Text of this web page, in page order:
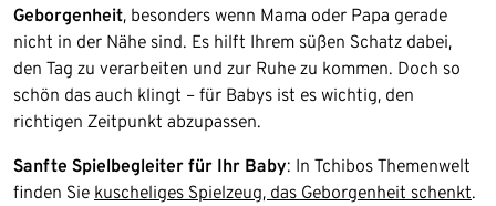
Geborgenheit, besonders wenn Mama oder Papa gerade
nicht in der Nähe sind. Es hilft Ihrem süßen Schatz dabei,
den Tag zu verarbeiten und zur Ruhe zu kommen. Doch so
schön das auch klingt – für Babys ist es wichtig, den
richtigen Zeitpunkt abzupassen.
Sanfte Spielbegleiter für Ihr Baby: In Tchibos Themenwelt
finden Sie kuscheliges Spielzeug, das Geborgenheit schenkt.